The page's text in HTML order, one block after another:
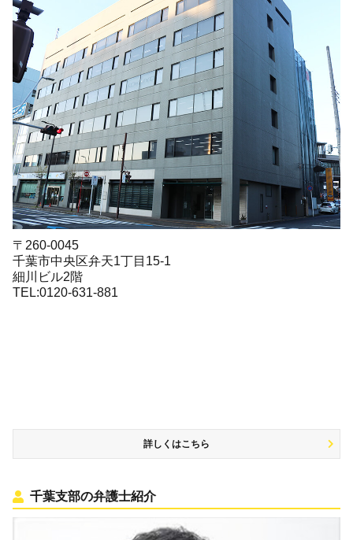
〒260-0045
千葉市中央区弁天1丁目15-1
細川ビル2階
TEL:0120-631-881
詳しくはこちら
千葉支部の弁護士紹介